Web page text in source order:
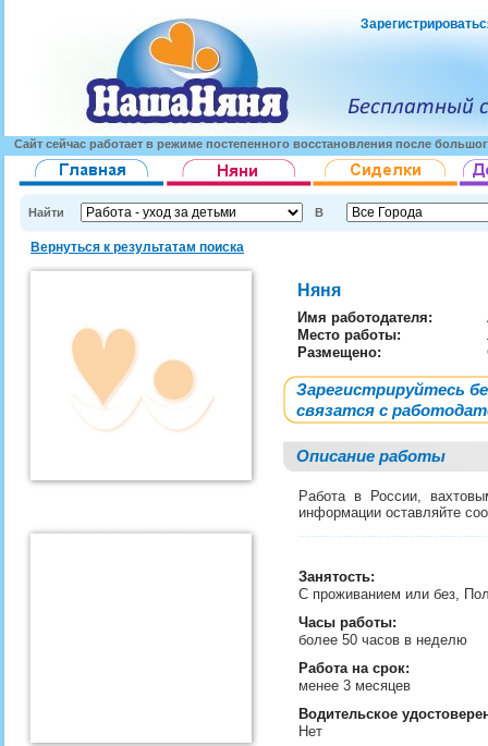
Сайт сейчас работает в режиме постепенного восстановления после
Найти В
Вернуться к результатам поиска
Няня
Имя работодателя:
Место работы:
Размещено:
Зарегистрируйтесь
связатся с
Описание работы
Работа в России,
информации оставляйте
Занятость:
С проживанием или без,
Часы работы:
более 50 часов в неделю
Работа на срок:
менее 3 месяцев
Водительское
Нет